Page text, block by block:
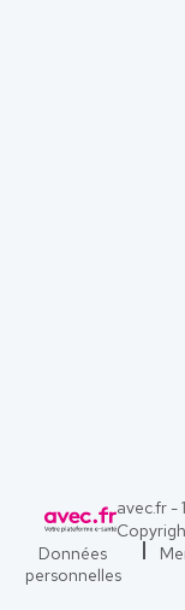
avec.fr -
Données
personnelles